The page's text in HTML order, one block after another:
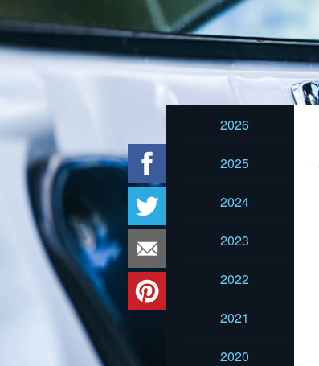
2026
2025
2024
2023
2022
2021
2020